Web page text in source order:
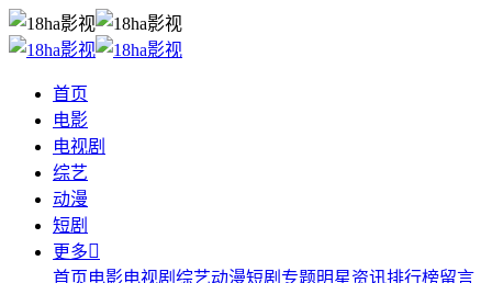
首页
电影
电视剧
综艺
动漫
短剧
更多
首页电影电视剧 综艺动漫短剧 专题明星资讯排行榜留言